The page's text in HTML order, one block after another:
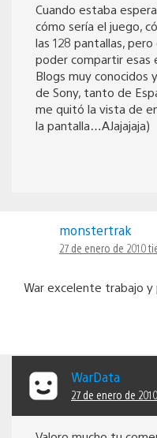
Cuando estaba
cómo sería el juego,
las 128 pantallas,
poder compartir esas
Blogs muy conocidos
de Sony, tanto de
me quitó la vista de
la pantalla…AJajajaja)
monstertrak
27 de enero de 2010
War excelente trabajo y
WarData
27 de enero de